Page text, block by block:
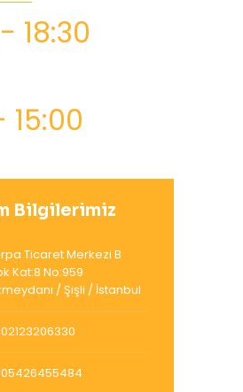
18:30
15:00
Bilgilerimiz
Ticaret Merkezi B
Kat:8 No:959
/ Şişli / İstanbul